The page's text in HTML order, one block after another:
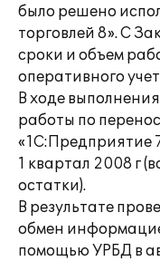
было решено
торговлей 8». С
сроки и объем
оперативного
В ходе
работы по
«1С:Предприятие
1 квартал 2008 г
остатки).
В результате
обмен
помощью УРБД в